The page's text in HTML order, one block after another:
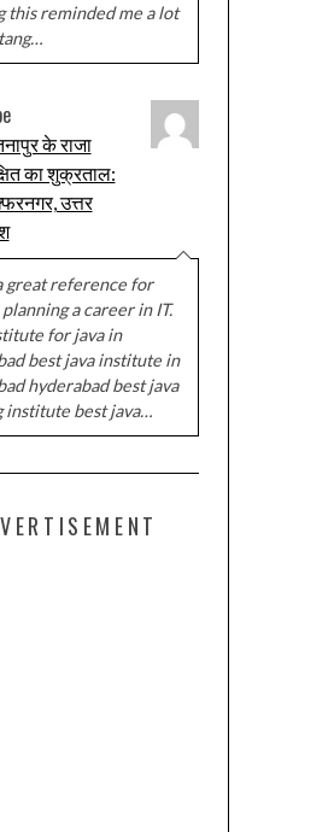
this reminded me a lot
के राजा
का शुक्रताल:
उत्तर
great reference for
a career in IT.
for java in
best java institute in
hyderabad best java
institute best java…